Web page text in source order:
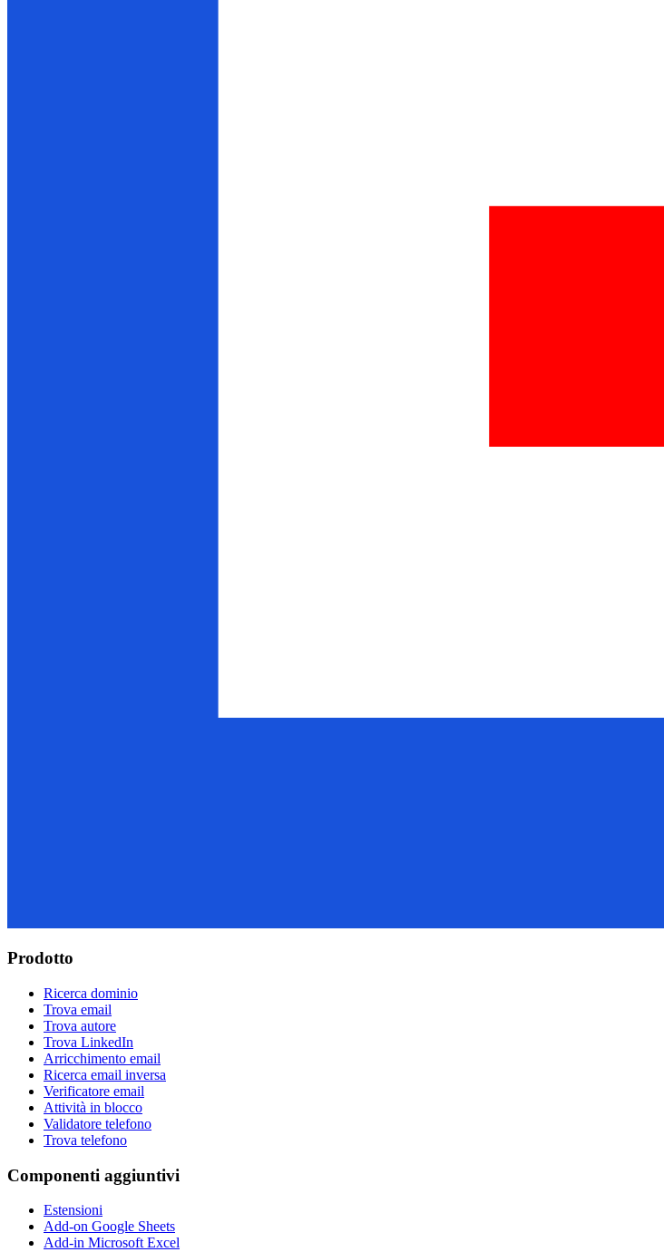
Prodotto
Ricerca dominio
Trova email
Trova autore
Trova LinkedIn
Arricchimento email
Ricerca email inversa
Verificatore email
Attività in blocco
Validatore telefono
Trova telefono
Componenti aggiuntivi
Estensioni
Add-on Google Sheets
Add-in Microsoft Excel